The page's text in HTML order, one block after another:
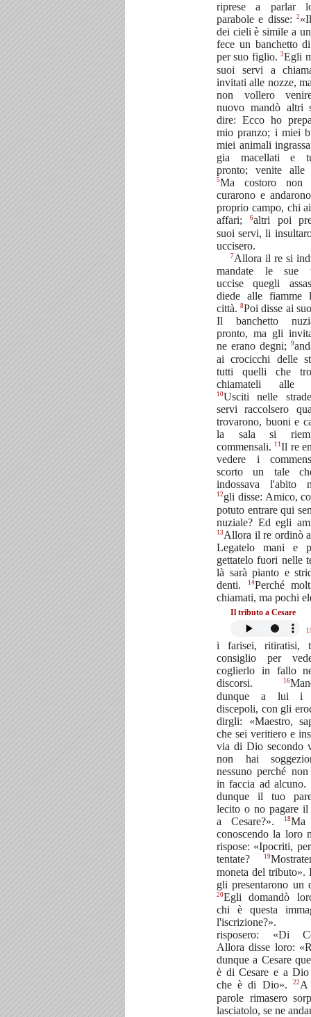
riprese a parlar
parabole e disse:
2
dei cieli è simile a
fece un banchetto
per suo figlio.3Egli
suoi servi a
invitati alle nozze,
non vollero
nuovo mandò altri
dire: Ecco ho
mio pranzo; i miei
miei animali
gia macellati e
pronto; venite alle
5Ma costoro non
curarono e
proprio campo, chi
affari;
6altri poi
suoi servi, li
uccisero.
7Allora il re si
mandate le sue
uccise quegli
diede alle fiamme
città.8Poi disse ai
Il banchetto
pronto, ma gli
ne erano degni; 9
ai crocicchi delle
tutti quelli che
chiamateli alle
10Usciti nelle
servi raccolsero
trovarono, buoni e
la sala si
commensali. 11Il re
vedere i
scorto un tale
indossava l'abito
12 gli disse: Amico,
potuto entrare qui
nuziale? Ed egli
13 Allora il re ordinò
Legatelo mani e
gettatelo fuori nelle
là sarà pianto e
denti.
14Perché
chiamati, ma pochi
Il tributo a Cesare
i farisei, ritiratisi,
consiglio per
coglierlo in fallo
discorsi.
16
dunque a lui i
discepoli, con gli
dirgli: «Maestro,
che sei veritiero e
via di Dio secondo
non hai
nessuno perché
in faccia ad alcuno.
dunque il tuo
lecito o no pagare il
a Cesare?».
18Ma
conoscendo la loro
rispose: «Ipocriti,
tentate?
19
moneta del tributo».
gli presentarono un
20Egli domandò
chi è questa
risposero: «Di
Allora disse loro:
dunque a Cesare
è di Cesare e a
che è di Dio».
22A
parole rimasero
lasciatolo, se ne